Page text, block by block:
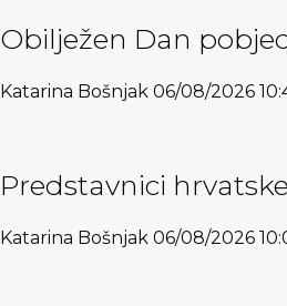
Obilježen Dan
Katarina Bošnjak 06/08/2026
Predstavnici
Katarina Bošnjak 06/08/2026